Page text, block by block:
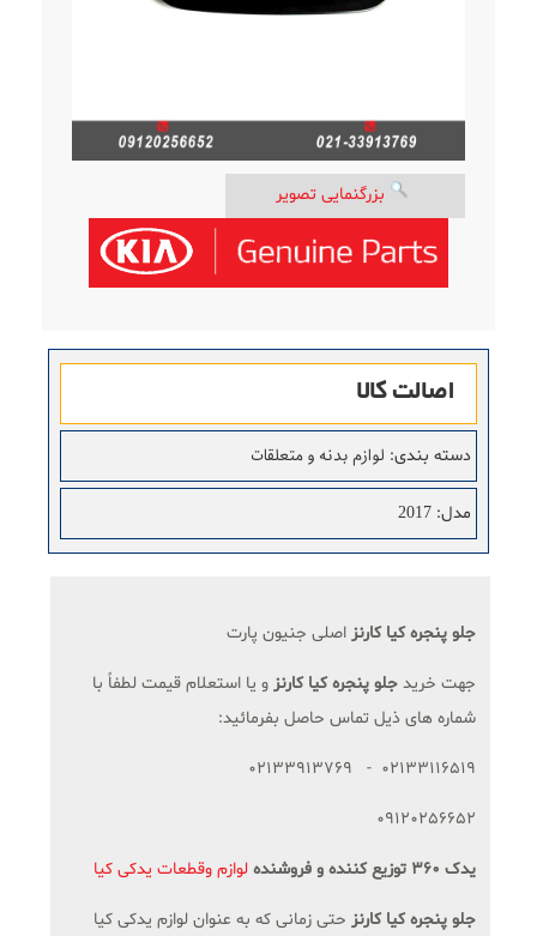
بزرگنمایی تصویر
اصالت کالا
دسته بندی: لوازم بدنه و متعلقات
مدل:
2017
جلو پنجره کیا کارنز اصلی جنیون پارت
جهت خرید جلو پنجره کیا کارنزو یا استعلام قیمت لطفاً با
شماره های ذیل تماس حاصل بفرمائید:
02133116519 - 02133913769
09120256652
یدک 360 توزیع کننده و فروشنده لوازم وقطعات یدکی کیا
جلو پنجره کیا کارنزحتی زمانی که به عنوان لوازم یدکی کیا